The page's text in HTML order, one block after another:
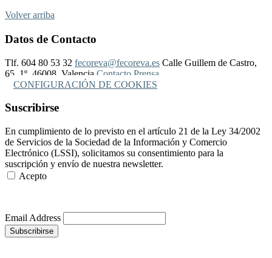
Volver arriba
Datos de Contacto
Tlf. 604 80 53 32 fecoreva@fecoreva.es Calle Guillem de Castro,
65, 1º, 46008, Valencia Contacto Prensa
CONFIGURACIÓN DE COOKIES
Suscribirse
En cumplimiento de lo previsto en el artículo 21 de la Ley 34/2002
de Servicios de la Sociedad de la Información y Comercio
Electrónico (LSSI), solicitamos su consentimiento para la
suscripción y envío de nuestra newsletter.
Acepto
Email Address